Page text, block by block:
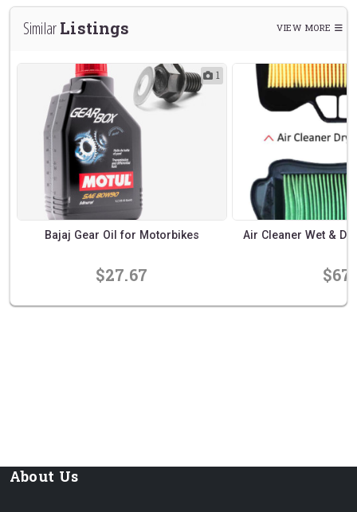
SimilarListings VIEW MORE
1
Bajaj Gear Oil for Motorbikes
$27.67
Air Cleaner Wet &
$67
About Us